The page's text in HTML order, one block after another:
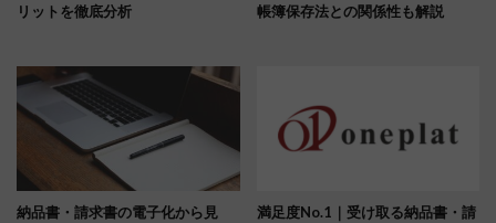
リットを徹底分析
帳簿保存法との関係性も解説
納品書・請求書の電子化から見
満足度No.1｜受け取る納品書・請